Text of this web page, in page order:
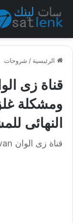
الرئيسية / شروحات
ومشكلة
النهائى
قناة زى الوان Zee Alwan ومشكلة جهاز فيجا